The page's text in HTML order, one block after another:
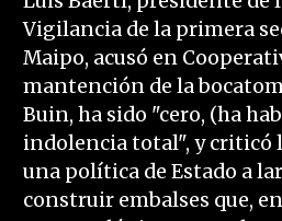
Vigilancia de la primera
Maipo, acusó en
mantención de la
Buin, ha sido "cero, (ha
indolencia total", y criticó
una política de Estado a
construir embalses que,